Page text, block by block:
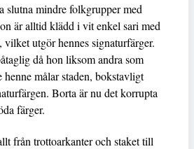
slutna mindre folkgrupper med
är alltid klädd i vit enkel sari med
utgör hennes signaturfärger.
då hon liksom andra som
målar staden, bokstavligt
Borta är nu det korrupta
färger.
från trottoarkanter och staket till